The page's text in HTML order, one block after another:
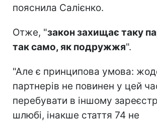
пояснила Салієнко.
Отже, "закон захищає таку
так само, як подружжя".
"Але є принципова умова:
партнерів не повинен у цей
перебувати в іншому
шлюбі, інакше стаття 74 не